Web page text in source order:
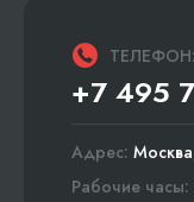
ТЕЛЕФОН:
+7 495
Адрес:
Рабочие часы: